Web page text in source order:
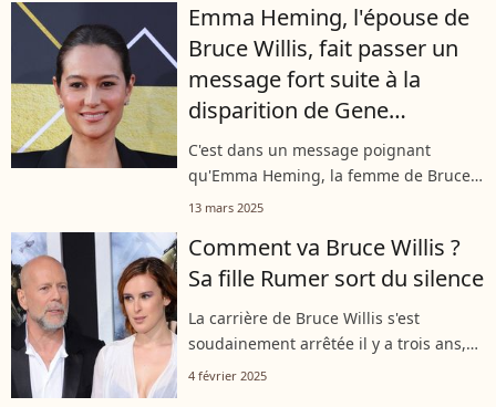
années maintenant. Pour marquer le
coup,...
Emma Heming, l'épouse de
Bruce Willis, fait passer un
message fort suite à la
disparition de Gene
Hackman et sa femme : "Il y
a une leçon à tirer"
C'est dans un message poignant
qu'Emma Heming, la femme de Bruce
Willis, a tenu à réagir à la mort de Gene
Arakawa. Si elle a reconnu que ce n'est
pas...
13 mars 2025
Comment va Bruce Willis ?
Sa fille Rumer sort du silence
La carrière de Bruce Willis s'est
soudainement arrêtée il y a trois ans,
après avoir appris qu'il était atteint
4 février 2025